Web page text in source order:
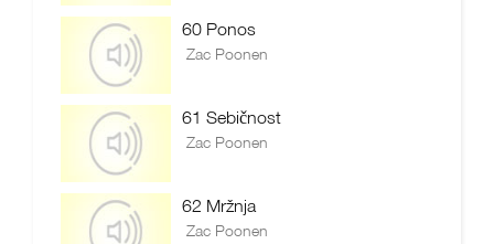
60 Ponos
Zac Poonen
61 Sebičnost
Zac Poonen
62 Mržnja
Zac Poonen